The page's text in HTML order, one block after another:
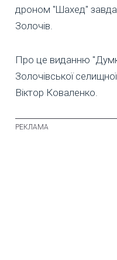
дроном "Шахед"
Золочів.
Про це виданню
Золочівської селищної
Віктор Коваленко.